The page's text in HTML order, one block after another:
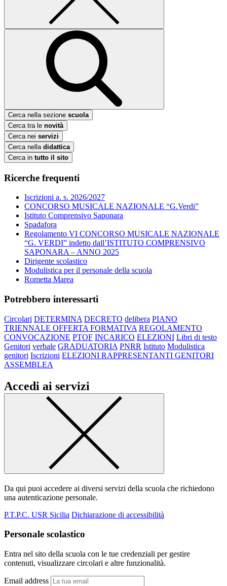
Cerca nella sezione scuola
Cerca tra le novità
Cerca nei servizi
Cerca nella didattica
Cerca in tutto il sito
Ricerche frequenti
Iscrizioni a. s. 2026/2027
CONCORSO MUSICALE NAZIONALE “G.Verdi”
Istituto Comprensivo Saponara
Spadafora
Regolamento VI CONCORSO MUSICALE NAZIONALE
“G. VERDI” indetto dall’ISTITUTO COMPRENSIVO
SAPONARA – ANNO 2025
Dirigente scolastico
Modulistica per il personale della scuola
Rometta Marea
Potrebbero interessarti
Circolari DETERMINA DECRETO delibera PIANO
TRIENNALE OFFERTA FORMATIVA REGOLAMENTO
CONVOCAZIONE PTOF INCARICO ELEZIONI Libri di testo
Genitori verbale GRADUATORIA PNRR Istituto Modulistica
genitori Iscrizioni ELEZIONI RAPPRESENTANTI GENITORI
ASSEMBLEA
Accedi ai servizi
Da qui puoi accedere ai diversi servizi della scuola che richiedono
una autenticazione personale.
P.T.P.C. USR Sicilia Dichiarazione di accessibilità
Personale scolastico
Entra nel sito della scuola con le tue credenziali per gestire
contenuti, visualizzare circolari e altre funzionalità.
Email address